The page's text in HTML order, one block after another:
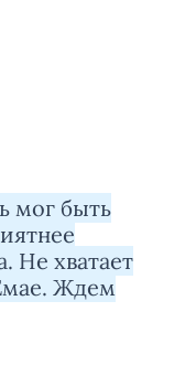
мог быть
Не хватает
Ждем